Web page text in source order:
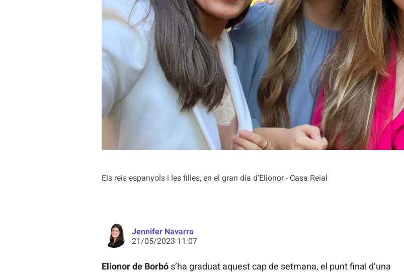
Els reis espanyols i les filles, en el gran dia d'Elionor - Casa Reial
Jennifer Navarro
21/05/2023 11:07
Elionor de Borbós’ha graduat aquest cap de setmana, el punt final d’una